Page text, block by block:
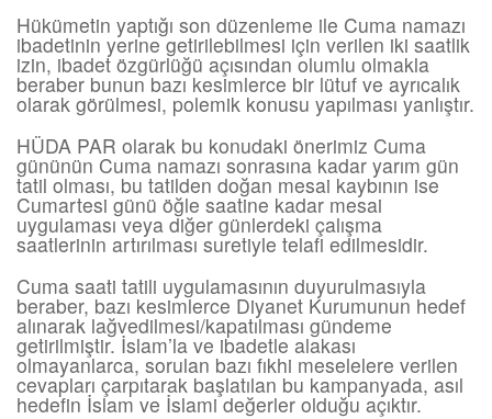
Hükümetin yaptığı son düzenleme ile Cuma namazı
ibadetinin yerine getirilebilmesi için verilen iki saatlik
izin, ibadet özgürlüğü açısından olumlu olmakla
beraber bunun bazı kesimlerce bir lütuf ve ayrıcalık
olarak görülmesi, polemik konusu yapılması yanlıştır.
HÜDA PAR olarak bu konudaki önerimiz Cuma
gününün Cuma namazı sonrasına kadar yarım gün
tatil olması, bu tatilden doğan mesai kaybının ise
Cumartesi günü öğle saatine kadar mesai
uygulaması veya diğer günlerdeki çalışma
saatlerinin artırılması suretiyle telafi edilmesidir.
Cuma saati tatili uygulamasının duyurulmasıyla
beraber, bazı kesimlerce Diyanet Kurumunun hedef
alınarak lağvedilmesi/kapatılması gündeme
getirilmiştir. İslam’la ve ibadetle alakası
olmayanlarca, sorulan bazı fıkhi meselelere verilen
cevapları çarpıtarak başlatılan bu kampanyada, asıl
hedefin İslam ve İslami değerler olduğu açıktır.